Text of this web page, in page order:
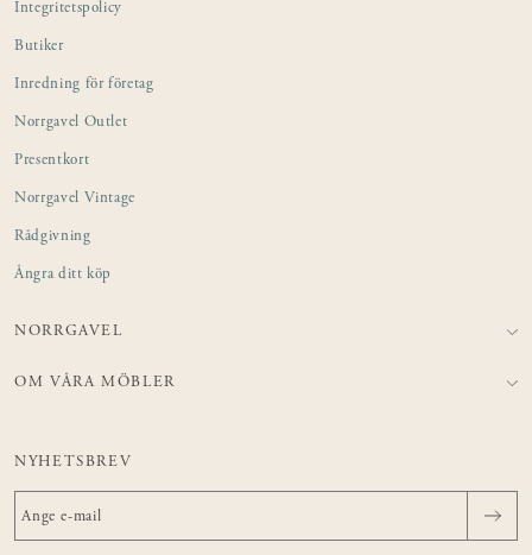
Integritetspolicy
Butiker
Inredning för företag
Norrgavel Outlet
Presentkort
Norrgavel Vintage
Rådgivning
Ångra ditt köp
NORRGAVEL
OM VÅRA MÖBLER
NYHETSBREV